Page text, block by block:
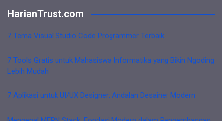
HarianTrust.com
7 Tema Visual Studio Code Programmer Terbaik
7 Tools Gratis untuk Mahasiswa Informatika yang Bikin Ngoding
Lebih Mudah
7 Aplikasi untuk UI/UX Designer: Andalan Desainer Modern